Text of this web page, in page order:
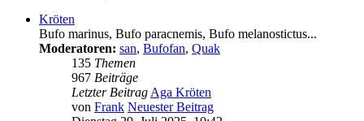
Kröten
Bufo marinus, Bufo paracnemis, Bufo melanostictus...
Moderatoren: san, Bufofan, Quak
135 Themen
967 Beiträge
Letzter BeitragAga Kröten
von Frank Neuester Beitrag